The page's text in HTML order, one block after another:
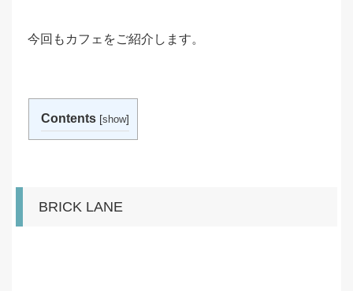
今回もカフェをご紹介します。
Contents [show]
BRICK LANE